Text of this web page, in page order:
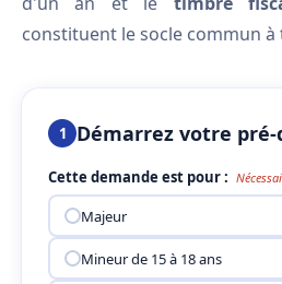
constituent le socle commun à
1 Démarrez votre
Cette demande est pour :
Majeur
Mineur de 15 à 18 ans